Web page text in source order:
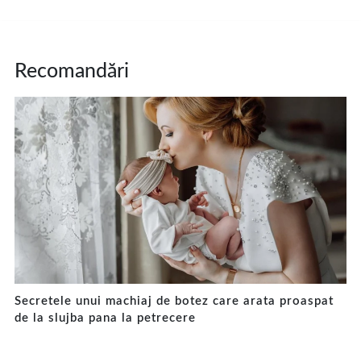
Recomandări
Secretele unui machiaj de botez care arata proaspat
de la slujba pana la petrecere